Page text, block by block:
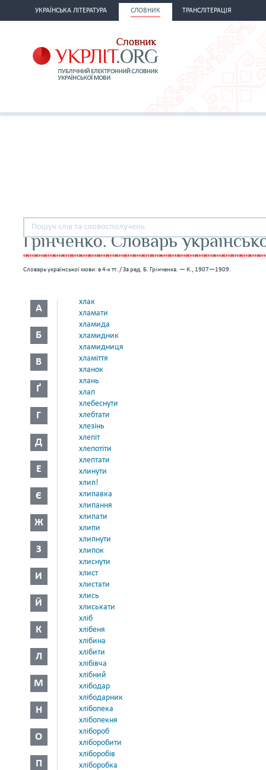
УКРАЇНСЬКА ЛІТЕРАТУРА СЛОВНИК ТРАНСЛІТЕРАЦІЯ
Грінченко. Словарь
Словарь української мови: в 4-х тт. / За ред. Б. Грінченка. — К., 1907—1909.
А
Б
В
Ґ
Г
Д
Е
Є
Ж
З
И
Й
К
Л
М
Н
О
П
хлак
хламати
хламида
хламидник
хламидниця
хламіття
хланок
хлань
хлап
хлебеснути
хлебтати
хлезінь
хлепіт
хлепотіти
хлептати
хлинути
хлип!
хлипавка
хлипання
хлипати
хлипи
хлипнути
хлипок
хлиснути
хлист
хлистати
хлись
хлиськати
хліб
хлібеня
хлібина
хлібити
хлібівча
хлібний
хлібодар
хлібодарник
хлібопека
хлібопекня
хлібороб
хліборобити
хліборобів
хліборобка